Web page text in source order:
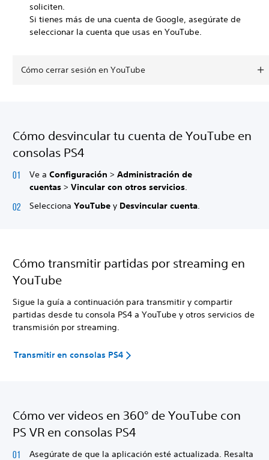
soliciten.
Si tienes más de una cuenta de Google, asegúrate de
seleccionar la cuenta que usas en YouTube.
Cómo cerrar sesión en YouTube
Cómo desvincular tu cuenta de YouTube en
consolas PS4
Ve a Configuración > Administración de
cuentas > Vincular con otros servicios
Selecciona YouTube y Desvincular cuenta.
Cómo transmitir partidas por streaming en
YouTube
Sigue la guía a continuación para transmitir y compartir
partidas desde tu consola PS4 a YouTube y otros servicios de
transmisión por streaming.
Transmitir en consolas PS4
Cómo ver videos en 360° de YouTube con
PS VR en consolas PS4
Asegúrate de que la aplicación esté actualizada. Resalta